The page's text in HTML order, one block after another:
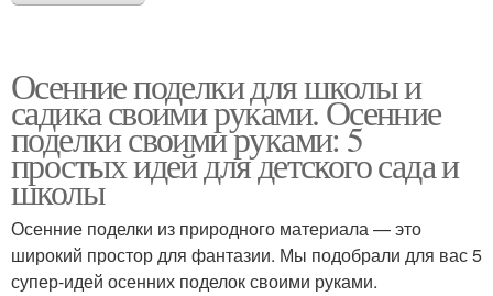
Осенние поделки для школы и
садика своими руками. Осенние
поделки своими руками: 5
простых идей для детского сада и
школы
Осенние поделки из природного материала — это
широкий простор для фантазии. Мы подобрали для вас 5
супер-идей осенних поделок своими руками.